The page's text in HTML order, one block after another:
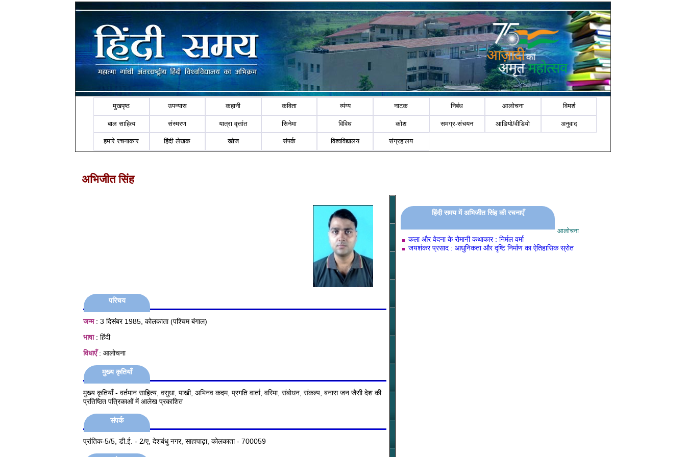
मुखपृष्ठ उपन्यास कहानी कविता व्यंग्य नाटक निबंध आलोचना विमर्श
बाल साहित्य संस्मरण यात्रा वृत्तांत सिनेमा विविध कोश समग्र-संचयन आडियो/वीडियो अनुवाद
हमारे रचनाकार हिंदी लेखक खोज संपर्क विश्वविद्यालय संग्रहालय
अभिजीत सिंह
परिचय
जन्म: 3 दिसंबर 1985, कोलकाता (पश्चिम बंगाल)
भाषा: हिंदी
विधाएँ: आलोचना
मुख्य कृतियाँ
मुख्य कृतियाँ - वर्तमान साहित्य, वसुधा, पाखी, अभिनव कदम, प्रगति वार्ता, वरिमा, संबोधन, संकल्प, बनास जन जैसी देश की
प्रतिष्ठित पत्रिकाओं में आलेख प्रकाशित
संपर्क
प्रांतिक-5/5, डी.ई. - 2/ए, देशबंधु नगर, साहापाढ़ा, कोलकाता - 700059
हिंदी समय में अभिजीत सिंह की रचनाएँ
आलोचना
कला और वेदना के रोमानी कथाकार : निर्मल वर्मा
जयशंकर प्रसाद : आधुनिकता और दृष्टि निर्माण का ऐतिहासिक स्रोत